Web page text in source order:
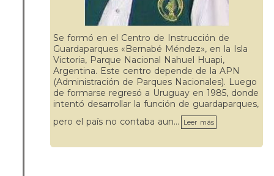
Se formó en el Centro de Instrucción de
Guardaparques «Bernabé Méndez», en la Isla
Victoria, Parque Nacional Nahuel Huapi,
Argentina. Este centro depende de la APN
(Administración de Parques Nacionales). Luego
de formarse regresó a Uruguay en 1985, donde
intentó desarrollar la función de guardaparques,
pero el país no contaba aun…
Leer más